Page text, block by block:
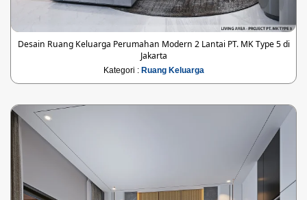
Desain Ruang Keluarga Perumahan Modern 2 Lantai PT. MK Type 5 di
Jakarta
Kategori : Ruang Keluarga